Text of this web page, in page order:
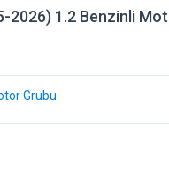
2026) 1.2 Benzinli
Grubu